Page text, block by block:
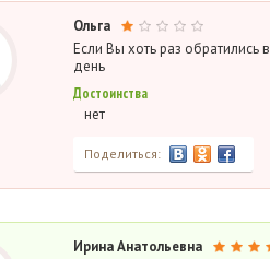
Ольга
Если Вы хоть раз обратились
день
Достоинства
нет
Поделиться:
Ирина Анатольевна